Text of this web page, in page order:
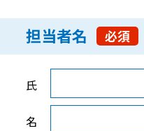
担当者名 必須
担当者名
氏
名